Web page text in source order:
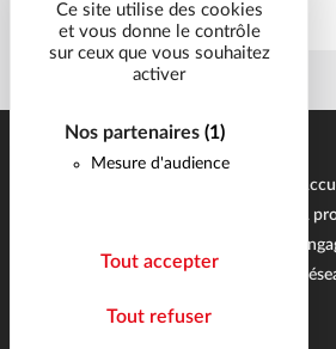
Ce site utilise des cookies
et vous donne le contrôle
sur ceux que vous souhaitez
activer
Nos partenaires (1)
Mesure d'audience
Tout accepter
Tout refuser
Lire la suite
À